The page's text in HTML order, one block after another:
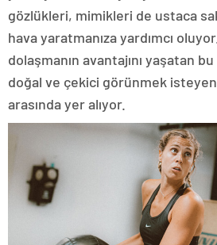
gözlükleri, mimikleri de ustaca
hava yaratmanıza yardımcı
dolaşmanın avantajını yaşatan
doğal ve çekici görünmek
arasında yer alıyor.